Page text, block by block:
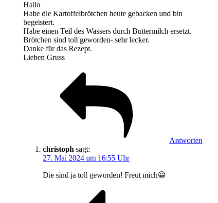
Hallo
Habe die Kartoffelbrötchen heute gebacken und bin
begeistert.
Habe einen Teil des Wassers durch Buttermilch ersetzt.
Brötchen sind toll geworden- sehr lecker.
Danke für das Rezept.
Lieben Gruss
Antworten
christoph sagt:
27. Mai 2024 um 16:55 Uhr
Die sind ja toll geworden! Freut mich😀